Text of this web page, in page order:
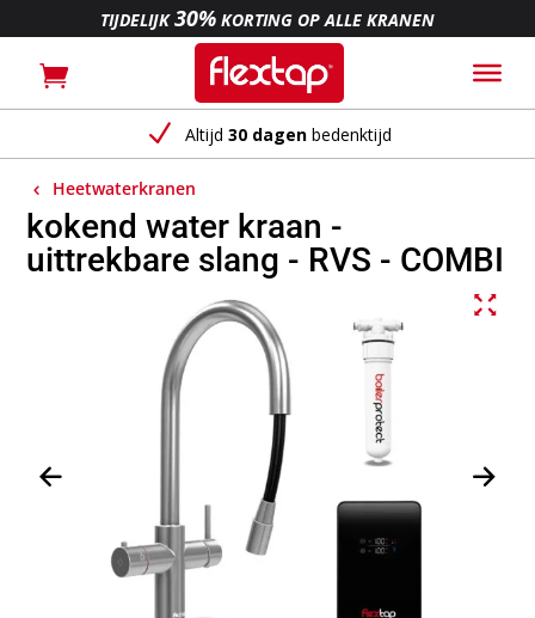
TIJDELIJK30% KORTING OP ALLE KRANEN
N Altijd30 dagen bedenktijd
Heetwaterkranen
kokend water kraan -
uittrekbare slang - RVS - COMBI